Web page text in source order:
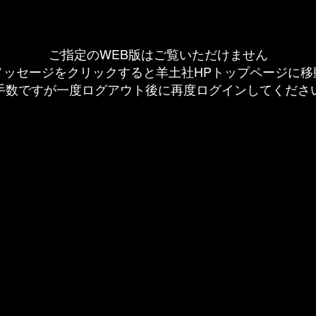
ご指定のWEB版はご覧いただけません
セージをクリックすると羊土社HPトップページに移
数ですが一度ログアウト後に再度ログインしてくださ